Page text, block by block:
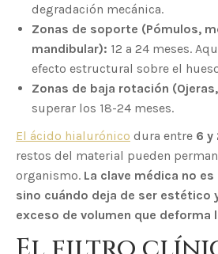
degradación mecánica.
Zonas de soporte (Pómulos,
mandibular): 12 a 24 meses.
efecto estructural sobre el
Zonas de baja rotación
superar los 18-24 meses.
El ácido hialurónico dura entre 6 y
restos del material pueden
organismo. La clave médica no
sino cuándo deja de ser estético
exceso de volumen que deforma